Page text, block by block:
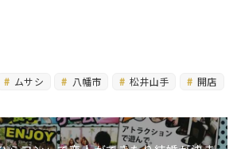
ムサシ 八幡市 松井山手 開店